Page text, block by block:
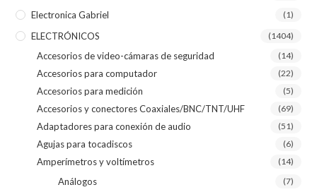
Electronica Gabriel (1)
ELECTRÓNICOS (1404)
Accesorios de video-cámaras de seguridad (14)
Accesorios para computador (22)
Accesorios para medición (5)
Accesorios y conectores Coaxiales/BNC/TNT/UHF (69)
Adaptadores para conexión de audio (51)
Agujas para tocadiscos (6)
Amperímetros y voltímetros (14)
Análogos (7)